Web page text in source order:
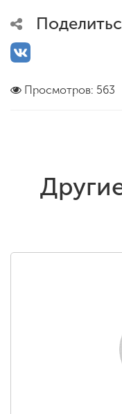
Просмотров: 563